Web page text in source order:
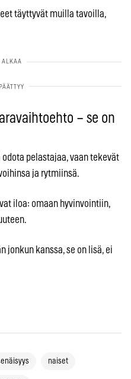
täyttyvät muilla tavoilla,
– se on
pelastajaa, vaan tekevät
ja rytmiinsä.
iloa: omaan hyvinvointiin,
jonkun kanssa, se on lisä, ei
naiset